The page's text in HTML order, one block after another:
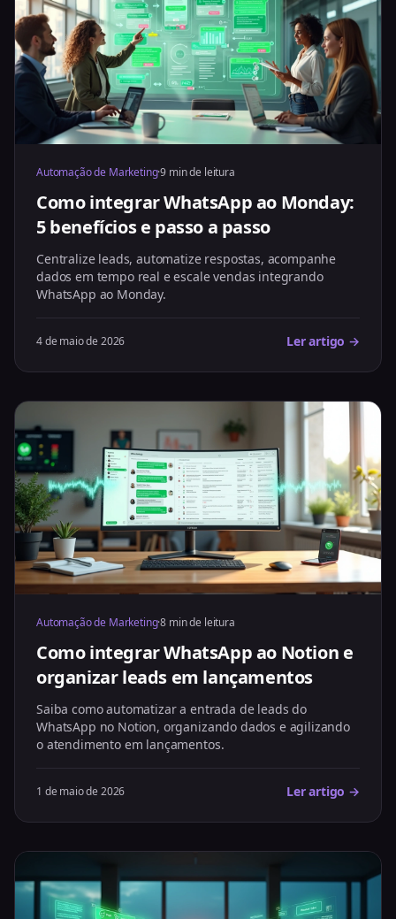
Automação de Marketing·9 min de leitura
Como integrar WhatsApp ao Monday:
5 benefícios e passo a passo
Centralize leads, automatize respostas, acompanhe
dados em tempo real e escale vendas integrando
WhatsApp ao Monday.
4 de maio de 2026 Ler artigo →
Automação de Marketing·8 min de leitura
Como integrar WhatsApp ao Notion e
organizar leads em lançamentos
Saiba como automatizar a entrada de leads do
WhatsApp no Notion, organizando dados e agilizando
o atendimento em lançamentos.
1 de maio de 2026 Ler artigo →